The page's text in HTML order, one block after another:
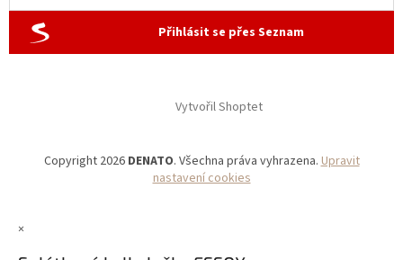
Přihlásit se přes Seznam
Vytvořil Shoptet
Copyright 2026 DENATO. Všechna práva vyhrazena. Upravit
nastavení cookies
×